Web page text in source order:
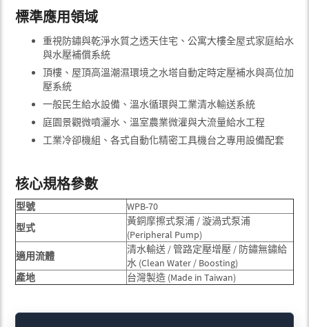
標準應用領域
重視防鏽與乾淨水質之透天住宅、公寓大樓全屋式家庭給水
與水壓補償系統
頂樓、屋頂高溫潮濕環境之水塔自動定時定壓補水與高位加
壓系統
一般民生給水設備、溫水循環與工業清水輸送系統
庭園景觀微噴灑水、溫室農業微灌與大流量給水工程
工業冷卻機組、各式自動化精密工具機台之專用設備配套
核心規格參數
型號
WPB-70
型式
黃銅摩擦式泵浦 / 漩渦式泵浦
(Peripheral Pump)
適用流體
清水輸送 / 管路定壓增壓 / 防鏽無鏽給
水 (Clean Water / Boosting)
產地
台灣製造 (Made in Taiwan)